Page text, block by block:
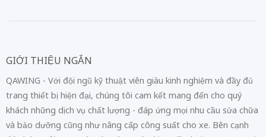
GIỚI THIỆU NGẮN
QAWING - Với đội ngũ kỹ thuật viên giàu kinh nghiệm và đầy đủ
trang thiết bị hiện đại, chúng tôi cam kết mang đến cho quý
khách những dịch vụ chất lượng - đáp ứng mọi nhu cầu sửa chữa
và bảo dưỡng cũng như nâng cấp công suất cho xe. Bên cạnh